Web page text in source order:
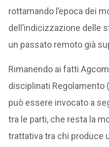
rottamando l’epoca dei
dell’indicizzazione delle
un passato remoto già
Rimanendo ai fatti
disciplinati Regolamento
può essere invocato a
tra le parti, che resta la
trattativa tra chi produce